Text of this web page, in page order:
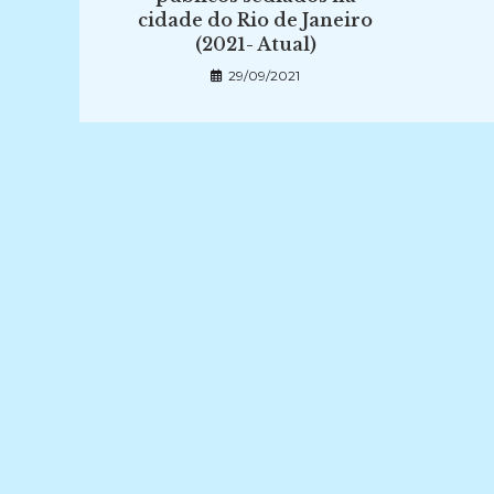
cidade do Rio de Janeiro
(2021- Atual)
29/09/2021